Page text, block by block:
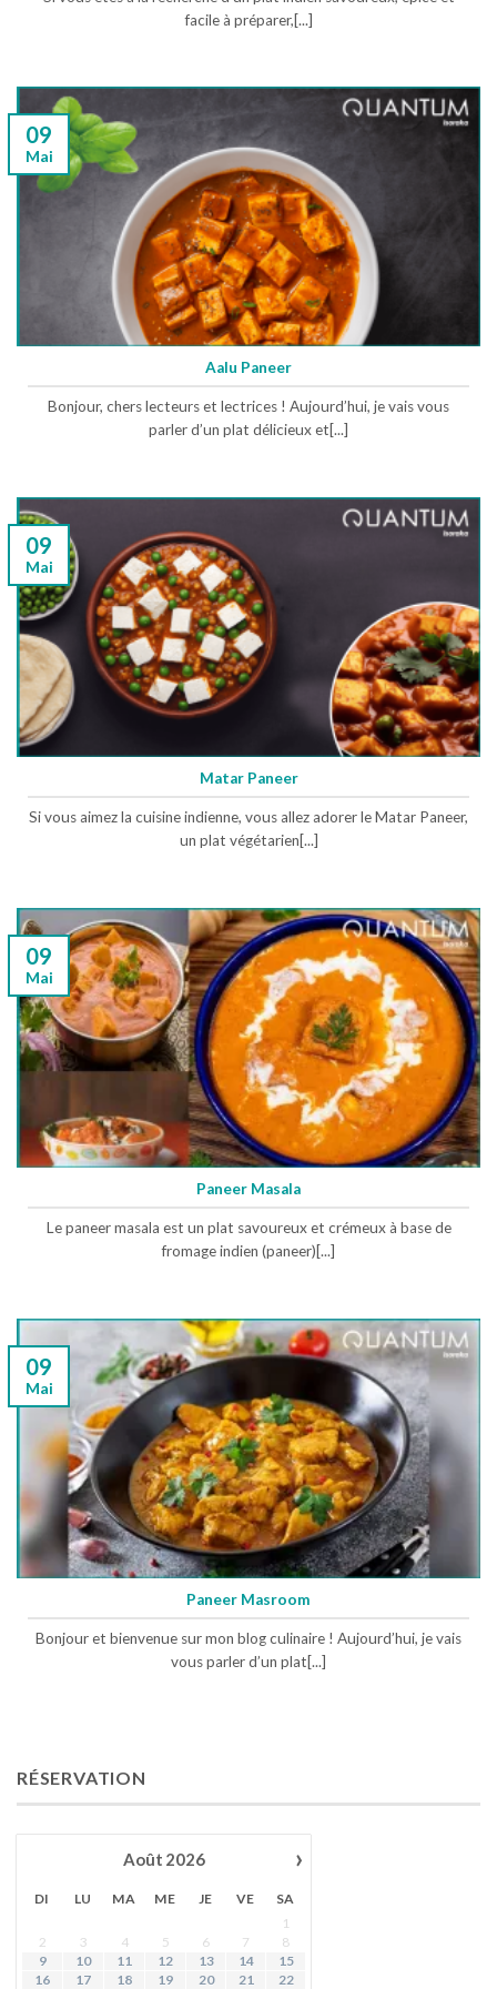
facile à préparer,[...]
Aalu Paneer
Bonjour, chers lecteurs et lectrices ! Aujourd’hui, je vais vous
parler d’un plat délicieux et[...]
09
Mai
Matar Paneer
Si vous aimez la cuisine indienne, vous allez adorer le Matar Paneer,
un plat végétarien[...]
09
Mai
Paneer Masala
Le paneer masala est un plat savoureux et crémeux à base de
fromage indien (paneer)[...]
09
Mai
Paneer Masroom
Bonjour et bienvenue sur mon blog culinaire ! Aujourd’hui, je vais
vous parler d’un plat[...]
09
Mai
RÉSERVATION
›
Août 2026
DI LU MA ME JE VE
SA
1
2
3 4 5 6 7
8
9
10 11 12 13 14
15
16
17 18 19 20 21 22